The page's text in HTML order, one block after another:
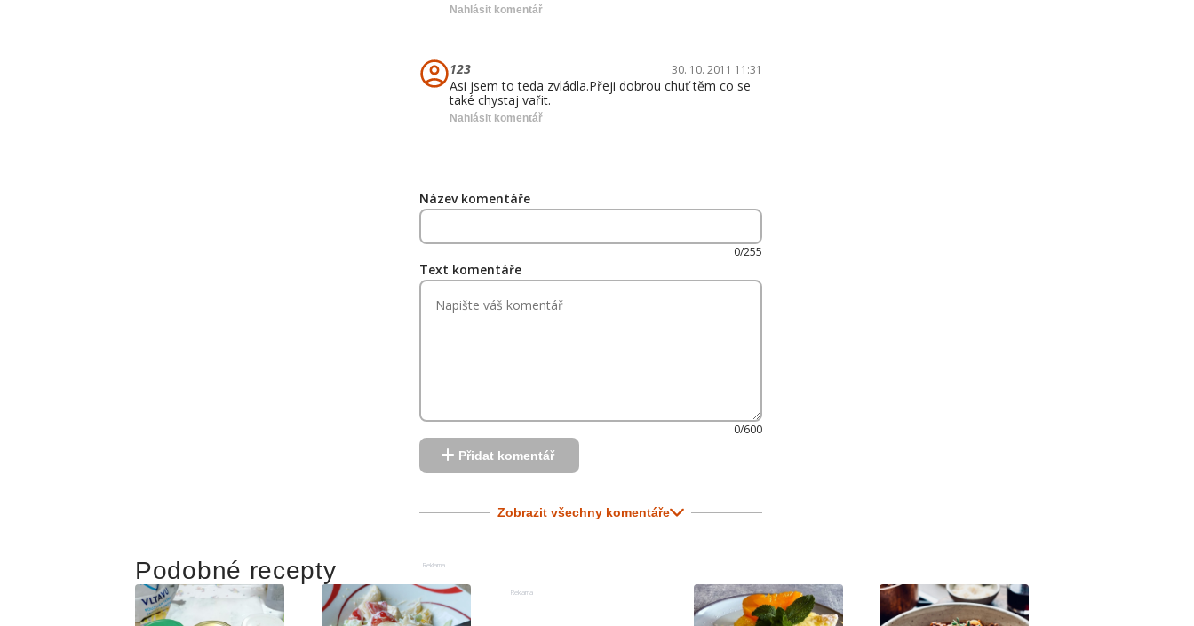
Nahlásit komentář
123 30. 10. 2011 11:31
Asi jsem to teda zvládla.Přeji dobrou chuť těm co se
také chystaj vařit.
Nahlásit komentář
Název komentáře
0/255
Text komentáře
0/600
Přidat komentář
Zobrazit všechny komentáře
Reklama
Podobné recepty
Reklama